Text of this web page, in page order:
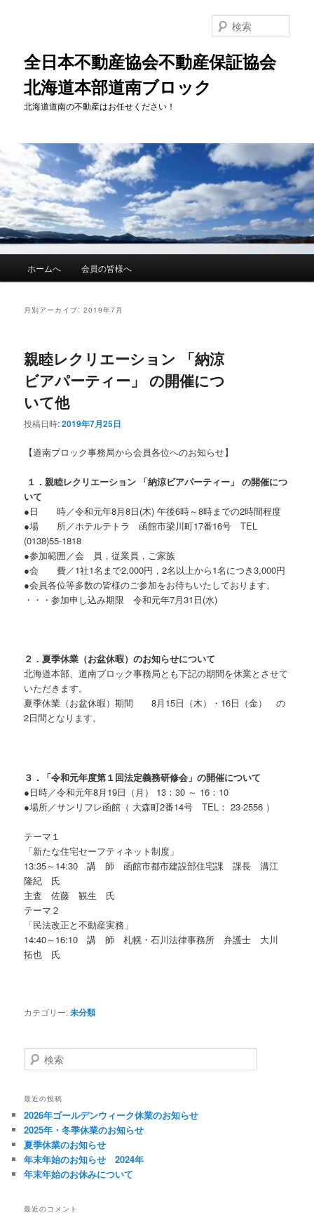
動
全日本不動産協会不動産保証協会
北海道本部道南ブロック
北海道道南の不動産はお任せください！
索
ホームへ 会員の皆様へ
月別アーカイブ:2019年7月
親睦レクリエーション 「納涼
ビアパーティー」 の開催につ
いて他
投稿日時:2019年7月25日
【道南ブロック事務局から会員各位へのお知らせ】
１．親睦レクリエーション 「納涼ビアパーティー」 の開催につ
いて
●日 時／令和元年8月8日(木) 午後6時～8時までの2時間程度
●場 所／ホテルテトラ 函館市梁川町17番16号 TEL
(0138)55-1818
●参加範囲／会 員，従業員，ご家族
●会 費／1社1名まで2,000円，2名以上から1名につき3,000円
●会員各位等多数の皆様のご参加をお待ちいたしております。
・・・参加申し込み期限 令和元年7月31日(水)
２．夏季休業（お盆休暇）のお知らせについて
北海道本部、道南ブロック事務局とも下記の期間を休業とさせて
いただきます。
夏季休業（お盆休暇）期間 8月15日（木）・16日（金） の
2日間となります。
３．「令和元年度第１回法定義務研修会」の開催について
●日時／令和元年8月19日（月） 13：30 ～ 16：10
●場所／サンリフレ函館（ 大森町2番14号 TEL： 23-2556 ）
テーマ１
「新たな住宅セーフティネット制度」
13:35～14:30 講 師 函館市都市建設部住宅課 課長 溝江
隆紀 氏
主査 佐藤 観生 氏
テーマ２
「民法改正と不動産実務」
14:40～16:10 講 師 札幌・石川法律事務所 弁護士 大川
拓也 氏
カテゴリー:未分類
検
索
最近の投稿
2026年ゴールデンウィーク休業のお知らせ
2025年・冬季休業のお知らせ
夏季休業のお知らせ
年末年始のお知らせ 2024年
年末年始のお休みについて
最近のコメント